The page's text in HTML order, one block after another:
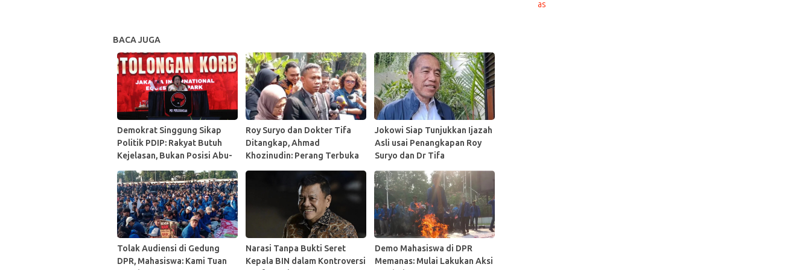
BACA JUGA
Demokrat Singgung Sikap
Politik PDIP: Rakyat Butuh
Kejelasan, Bukan Posisi Abu-
Abu
Roy Suryo dan Dokter Tifa
Ditangkap, Ahmad
Khozinudin: Perang Terbuka
Melawan Jokowi!
Jokowi Siap Tunjukkan Ijazah
Asli usai Penangkapan Roy
Suryo dan Dr Tifa
Tolak Audiensi di Gedung
DPR, Mahasiswa: Kami Tuan
Narasi Tanpa Bukti Seret
Kepala BIN dalam Kontroversi
Demo Mahasiswa di DPR
Memanas: Mulai Lakukan Aksi